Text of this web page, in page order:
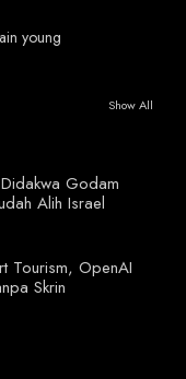
young
Show All
Godam
Alih Israel
Tourism, OpenAI
Skrin